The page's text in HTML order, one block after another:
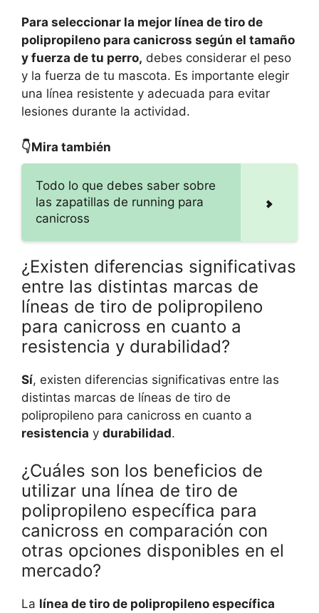
Para seleccionar la mejor línea de tiro de
polipropileno para canicross según el tamaño
y fuerza de tu perro, debes considerar el peso
y la fuerza de tu mascota. Es importante elegir
una línea resistente y adecuada para evitar
lesiones durante la actividad.
👇Mira también
Todo lo que debes saber sobre
las zapatillas de running para
canicross
¿Existen diferencias significativas
entre las distintas marcas de
líneas de tiro de polipropileno
para canicross en cuanto a
resistencia y durabilidad?
Sí, existen diferencias significativas entre las
distintas marcas de líneas de tiro de
polipropileno para canicross en cuanto a
resistencia y durabilidad.
¿Cuáles son los beneficios de
utilizar una línea de tiro de
polipropileno específica para
canicross en comparación con
otras opciones disponibles en el
mercado?
La línea de tiro de polipropileno específica